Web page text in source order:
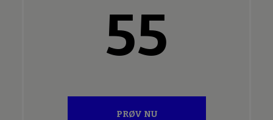
55
PRØV NU